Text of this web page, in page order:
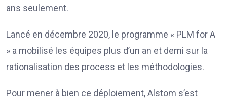
ans seulement.
Lancé en décembre 2020, le programme « PLM for A
» a mobilisé les équipes plus d’un an et demi sur la
rationalisation des process et les méthodologies.
Pour mener à bien ce déploiement, Alstom s’est